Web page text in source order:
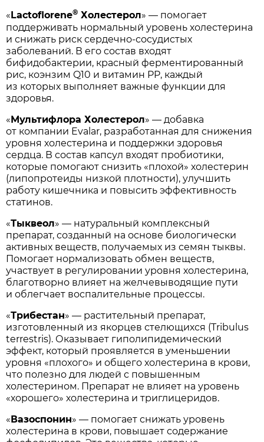
«Lactoflorene® Холестерол» — помогает
поддерживать нормальный уровень холестерина
и снижать риск сердечно-сосудистых
заболеваний. В его состав входят
бифидобактерии, красный ферментированный
рис, коэнзим Q10 и витамин PP, каждый
из которых выполняет важные функции для
здоровья.
«Мультифлора Холестерол» — добавка
от компании Evalar, разработанная для снижения
уровня холестерина и поддержки здоровья
сердца. В состав капсул входят пробиотики,
которые помогают снизить «плохой» холестерин
(липопротеиды низкой плотности), улучшить
работу кишечника и повысить эффективность
статинов.
«Тыквеол» — натуральный комплексный
препарат, созданный на основе биологически
активных веществ, получаемых из семян тыквы.
Помогает нормализовать обмен веществ,
участвует в регулировании уровня холестерина,
благотворно влияет на желчевыводящие пути
и облегчает воспалительные процессы.
«Трибестан» — растительный препарат,
изготовленный из якорцев стелющихся (Tribulus
terrestris). Оказывает гиполипидемический
эффект, который проявляется в уменьшении
уровня «плохого» и общего холестерина в крови,
что полезно для людей с повышенным
холестерином. Препарат не влияет на уровень
«хорошего» холестерина и триглицеридов.
«Вазоспонин» — помогает снижать уровень
холестерина в крови, повышает содержание